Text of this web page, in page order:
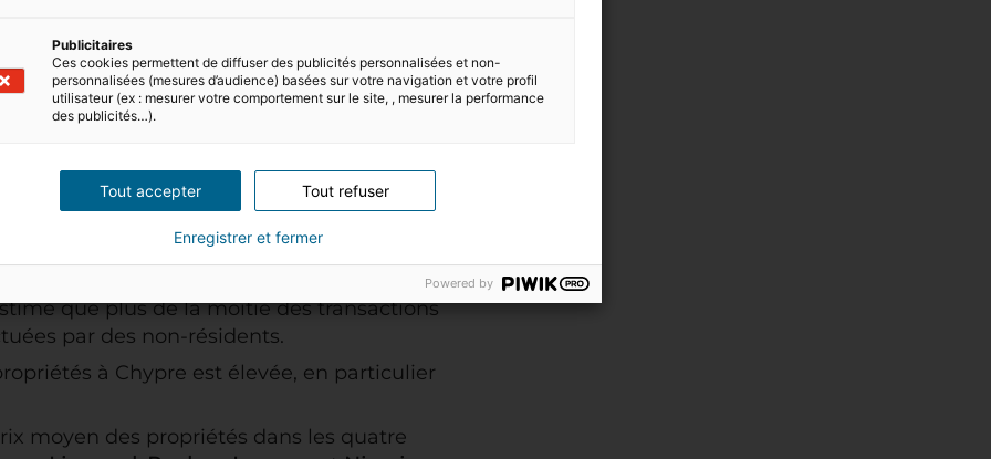
turque de Chypre (dans les régions
à
acheter une propriété à Chypre
du sud et du nord séparément. Le
est assez différent, avec le sud de
une croissance régulière depuis dix ans, et
en 2023.
De plus en plus d’étrangers achètent
que plus de la moitié des transactions
par des non-résidents.
à Chypre est élevée, en particulier
moyen des propriétés dans les quatre
Publicitaires
Ces cookies permettent de diffuser des publicités personnalisées et non-
personnalisées (mesures d’audience) basées sur votre navigation et votre profil
utilisateur (ex : mesurer votre comportement sur le site, , mesurer la performance
des publicités…).
Tout accepter Tout refuser
Enregistrer et fermer
Powered by